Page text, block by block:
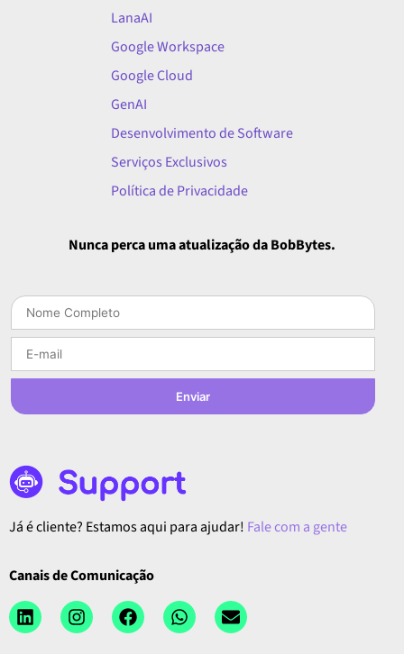
LanaAI
Google Workspace
Google Cloud
GenAI
Desenvolvimento de Software
Serviços Exclusivos
Política de Privacidade
Nunca perca uma atualização da BobBytes.
Enviar
Já é cliente? Estamos aqui para ajudar! Fale com a gente
Canais de Comunicação